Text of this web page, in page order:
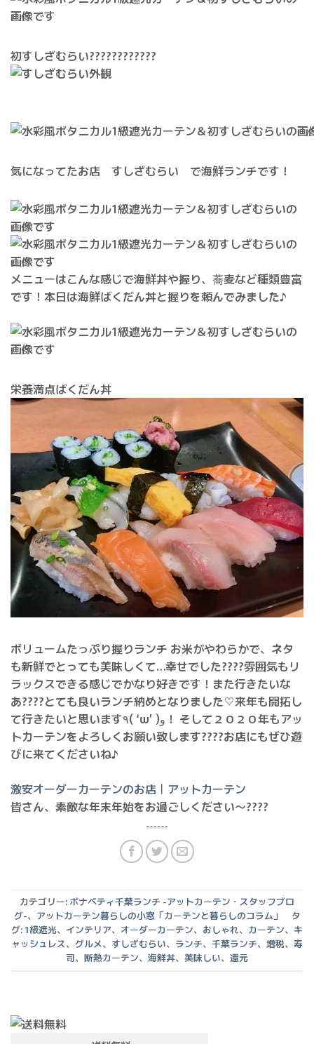
初すしざむらい????????????
気になってたお店 すしざむらい で海鮮ランチです！
メニューはこんな感じで海鮮丼や握り、蕎麦など種類豊富
です！本日は海鮮ばくだん丼と握りを頼んでみました♪
栄養満点ばくだん丼
ボリュームたっぷり握りランチ お米がやわらかで、ネタ
も新鮮でとっても美味しくて…幸せでした????雰囲気もリ
ラックスできる感じでかなり好きです！また行きたいな
あ????とても良いランチ納めとなりました♡来年も開拓し
て行きたいと思います٩( ‘ω’ )و！ そして２０２０年もアッ
トカーテンをよろしくお願い致します????お店にもぜひ遊
びに来てくださいね♪
激安オーダーカーテンのお店｜アットカーテン
皆さん、素敵な年末年始をお過ごしください〜????
カテゴリー: ボナペティ千葉ランチ -アットカーテン・スタッフブロ
グ-、 アットカーテン暮らしの小窓「カーテンと暮らしのコラム」
タ
グ: 1級遮光、 インテリア、 オーダーカーテン、 おしゃれ、 カーテン、 キ
ャッシュレス、 グルメ、 すしざむらい、 ランチ、 千葉ランチ、 増税、 寿
司、 断熱カーテン、 海鮮丼、 美味しい、 還元